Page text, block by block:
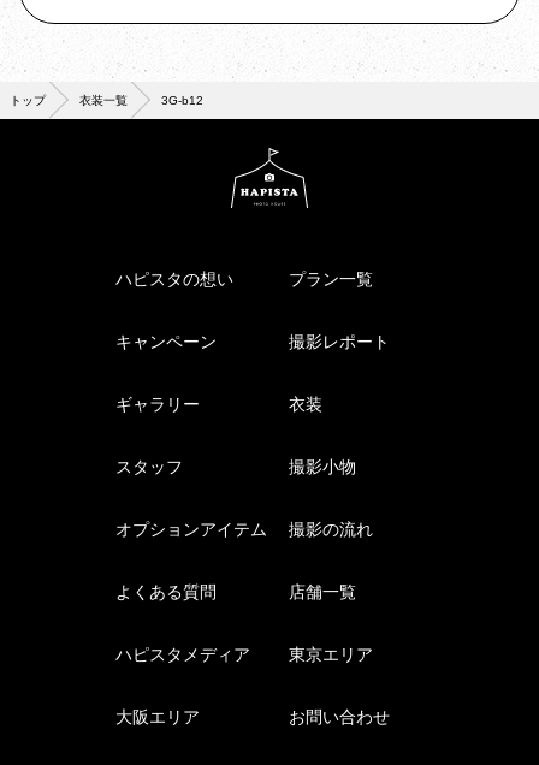
トップ 衣装一覧 3G-b12
ハピスタの想い プラン一覧
キャンペーン 撮影レポート
ギャラリー 衣装
スタッフ 撮影小物
オプションアイテム 撮影の流れ
よくある質問 店舗一覧
ハピスタメディア 東京エリア
大阪エリア お問い合わせ